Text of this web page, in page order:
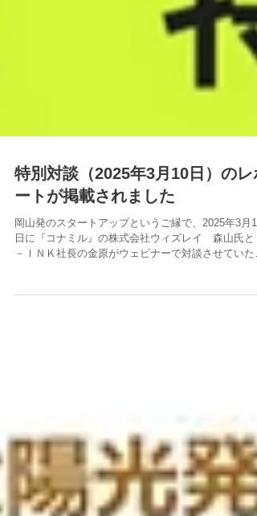
特別対談（2025年3月10日）のレ
ートが掲載されました
岡山発のスタートアップというご縁で、2025年3月10
日に『コナミル』の株式会社ウィズレイ 森山氏と
きました。その対談のレポートが note に掲載されま